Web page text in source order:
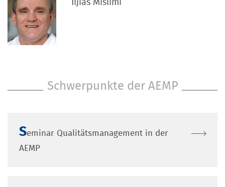
Iljias Mislimi
Schwerpunkte der AEMP
Seminar Qualitätsmanagement in der
AEMP